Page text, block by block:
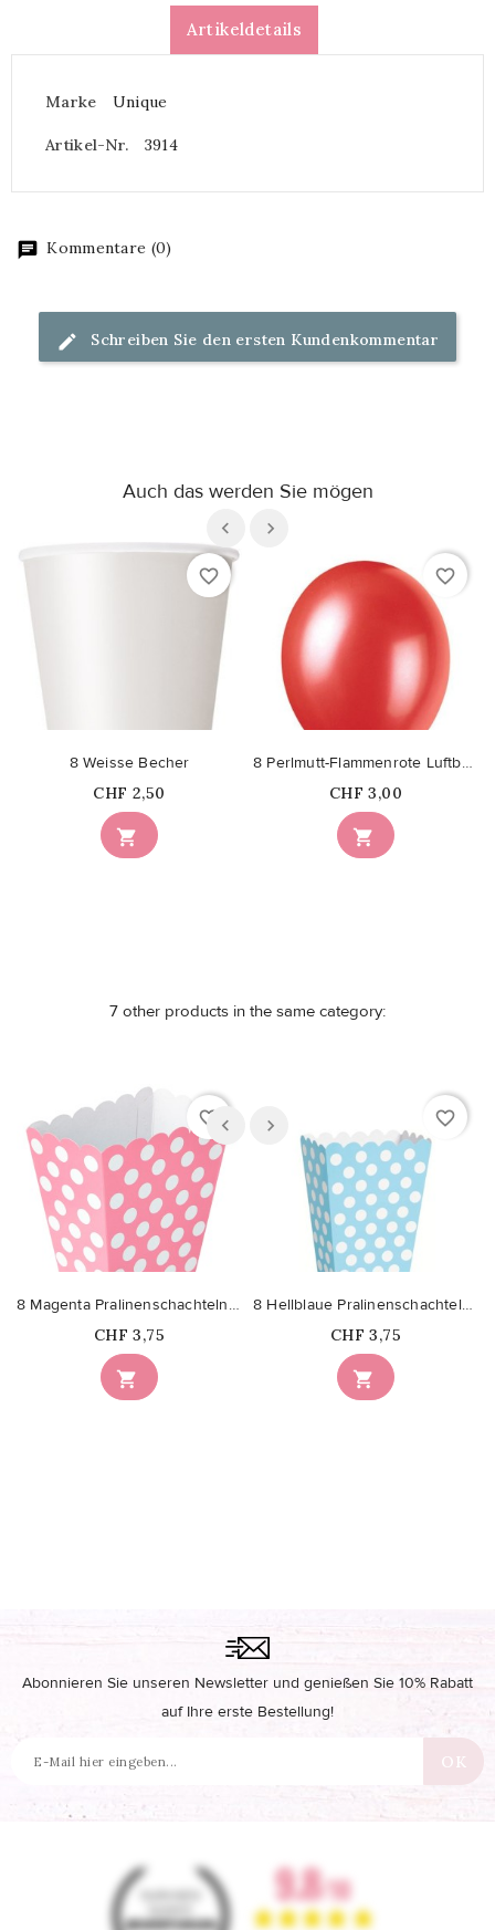
Artikeldetails
Marke Unique
Artikel-Nr. 3914
Kommentare (0)
Schreiben Sie den ersten Kundenkommentar
Auch das werden Sie mögen
favorite_border

8 Weisse Becher
Price
CHF 2,50
favorite_border

8 Perlmutt-Flammenrote Luftballons
Price
CHF 3,00
7 other products in the same category:
favorite_border

8 Magenta Pralinenschachteln mit Tupfen
Price
CHF 3,75
favorite_border

8 Hellblaue Pralinenschachteln mit Tupfen
Price
CHF 3,75
Abonnieren Sie unseren Newsletter und genießen Sie 10% Rabatt
auf Ihre erste Bestellung!